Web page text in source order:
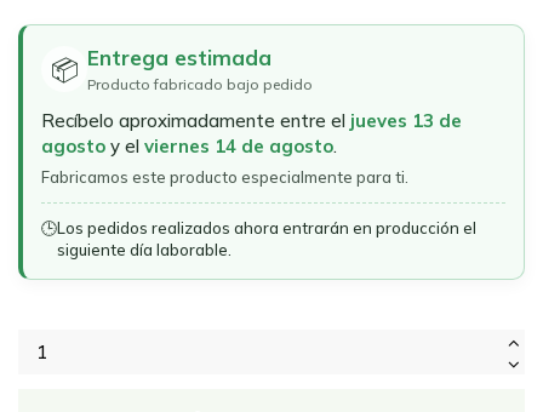
📦 Entrega estimada
Producto fabricado bajo pedido
Recíbelo aproximadamente entre el jueves 13 de
agosto y el viernes 14 de agosto.
Fabricamos este producto especialmente para ti.
🕒Los pedidos realizados ahora entrarán en producción el
siguiente día laborable.